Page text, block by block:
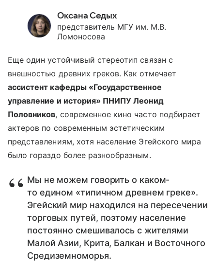
Оксана Седых
представитель МГУ им. М.В.
Ломоносова
Еще один устойчивый стереотип связан с
внешностью древних греков. Как отмечает
ассистент кафедры «Государственное
управление и история» ПНИПУ Леонид
Половников, современное кино часто подбирает
актеров по современным эстетическим
представлениям, хотя население Эгейского мира
было гораздо более разнообразным.
Мы не можем говорить о каком-
то едином «типичном древнем греке».
Эгейский мир находился на пересечении
торговых путей, поэтому население
постоянно смешивалось с жителями
Малой Азии, Крита, Балкан и Восточного
Средиземноморья.